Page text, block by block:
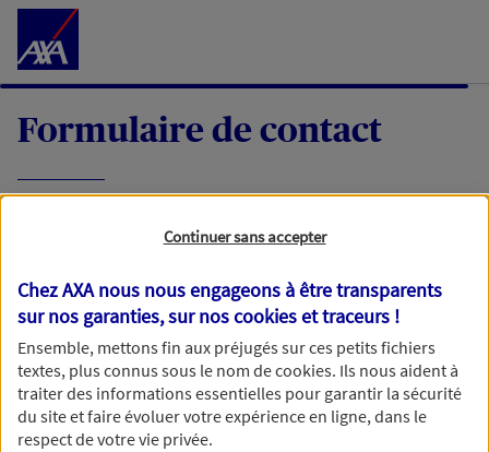
Accéder au Contenu
Formulaire de contact
demande, nous vous répondrons dans les
meilleurs délais par mail ou par téléphone.
Votre message :
Continuer sans accepter
Chez AXA nous nous engageons à être transparents
sur nos garanties, sur noscookies et traceurs !
Ensemble, mettons fin aux préjugés sur ces petits fichiers
textes, plus connus sous le nom decookies. Ils nous aident à
traiter des informations essentielles pour garantir la sécurité
du site et faire évoluer votre expérience en ligne, dans le
respect de votre vie privée.